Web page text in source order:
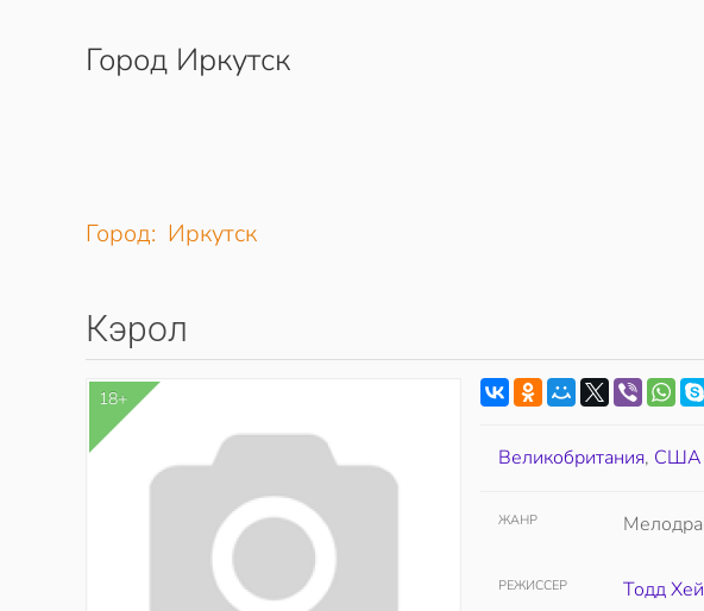
Перейти к содержимому
Город Иркутск
Город: Иркутск
Кэрол
18+
Великобритания, США
ЖАНР
РЕЖИССЕР Тодд